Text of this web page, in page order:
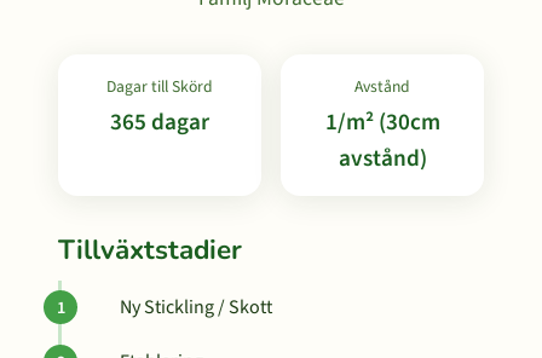
Dagar till Skörd
365 dagar
Avstånd
1/m² (30cm
avstånd)
Tillväxtstadier
Ny Stickling / Skott